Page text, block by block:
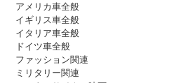
アメリカ車全般
イギリス車全般
イタリア車全般
ドイツ車全般
ファッション関連
ミリタリー関連